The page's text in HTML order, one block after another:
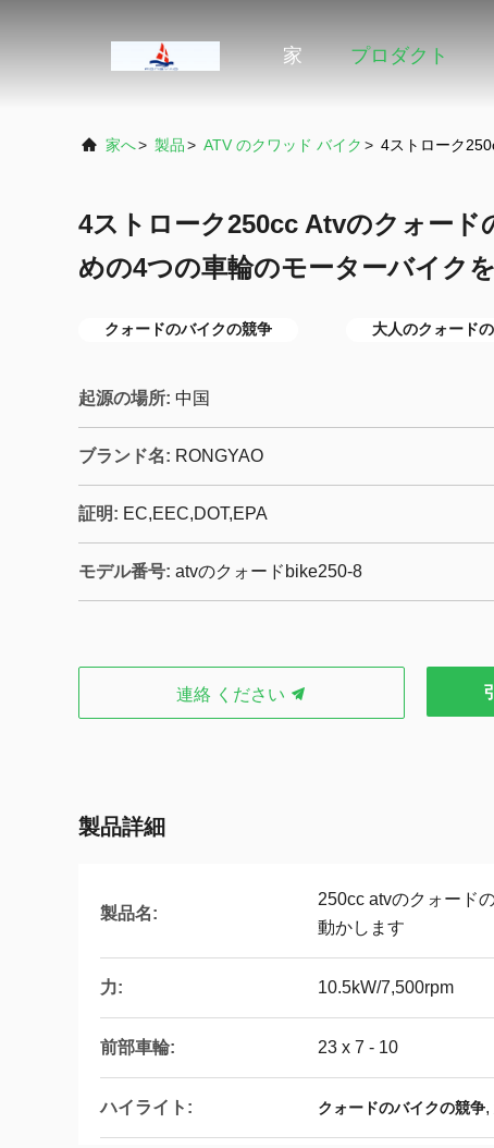
家 プロダクト
家へ> 製品> ATV のクワッド バイク > 4ストローク
4ストローク250cc Atvのクォード
めの4つの車輪のモーターバイク
クォードのバイクの競争 大人のクォード
起源の場所: 中国
ブランド名: RONGYAO
証明: EC,EEC,DOT,EPA
モデル番号: atvのクォードbike250-8
連絡 ください
製品詳細
製品名:
250cc atvのクォード
動かします
力: 10.5kW/7,500rpm
前部車輪: 23 x 7 - 10
ハイライト: クォードのバイクの競争,